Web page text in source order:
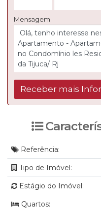
Mensagem:
Referência:
Tipo de Imóvel:
Estágio do Imóvel:
Quartos: